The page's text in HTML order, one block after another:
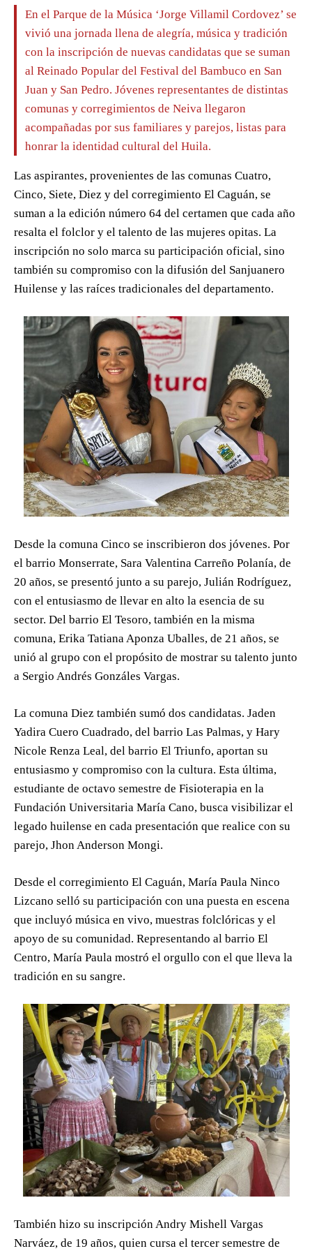
En el Parque de la Música ‘Jorge Villamil Cordovez’ se
vivió una jornada llena de alegría, música y tradición
con la inscripción de nuevas candidatas que se suman
al Reinado Popular del Festival del Bambuco en San
Juan y San Pedro. Jóvenes representantes de distintas
comunas y corregimientos de Neiva llegaron
acompañadas por sus familiares y parejos, listas para
honrar la identidad cultural del Huila.
Las aspirantes, provenientes de las comunas Cuatro,
Cinco, Siete, Diez y del corregimiento El Caguán, se
suman a la edición número 64 del certamen que cada año
resalta el folclor y el talento de las mujeres opitas. La
inscripción no solo marca su participación oficial, sino
también su compromiso con la difusión del Sanjuanero
Huilense y las raíces tradicionales del departamento.
Desde la comuna Cinco se inscribieron dos jóvenes. Por
el barrio Monserrate, Sara Valentina Carreño Polanía, de
20 años, se presentó junto a su parejo, Julián Rodríguez,
con el entusiasmo de llevar en alto la esencia de su
sector. Del barrio El Tesoro, también en la misma
comuna, Erika Tatiana Aponza Uballes, de 21 años, se
unió al grupo con el propósito de mostrar su talento junto
a Sergio Andrés Gonzáles Vargas.
La comuna Diez también sumó dos candidatas. Jaden
Yadira Cuero Cuadrado, del barrio Las Palmas, y Hary
Nicole Renza Leal, del barrio El Triunfo, aportan su
entusiasmo y compromiso con la cultura. Esta última,
estudiante de octavo semestre de Fisioterapia en la
Fundación Universitaria María Cano, busca visibilizar el
legado huilense en cada presentación que realice con su
parejo, Jhon Anderson Mongi.
Desde el corregimiento El Caguán, María Paula Ninco
Lizcano selló su participación con una puesta en escena
que incluyó música en vivo, muestras folclóricas y el
apoyo de su comunidad. Representando al barrio El
Centro, María Paula mostró el orgullo con el que lleva la
tradición en su sangre.
También hizo su inscripción Andry Mishell Vargas
Narváez, de 19 años, quien cursa el tercer semestre de